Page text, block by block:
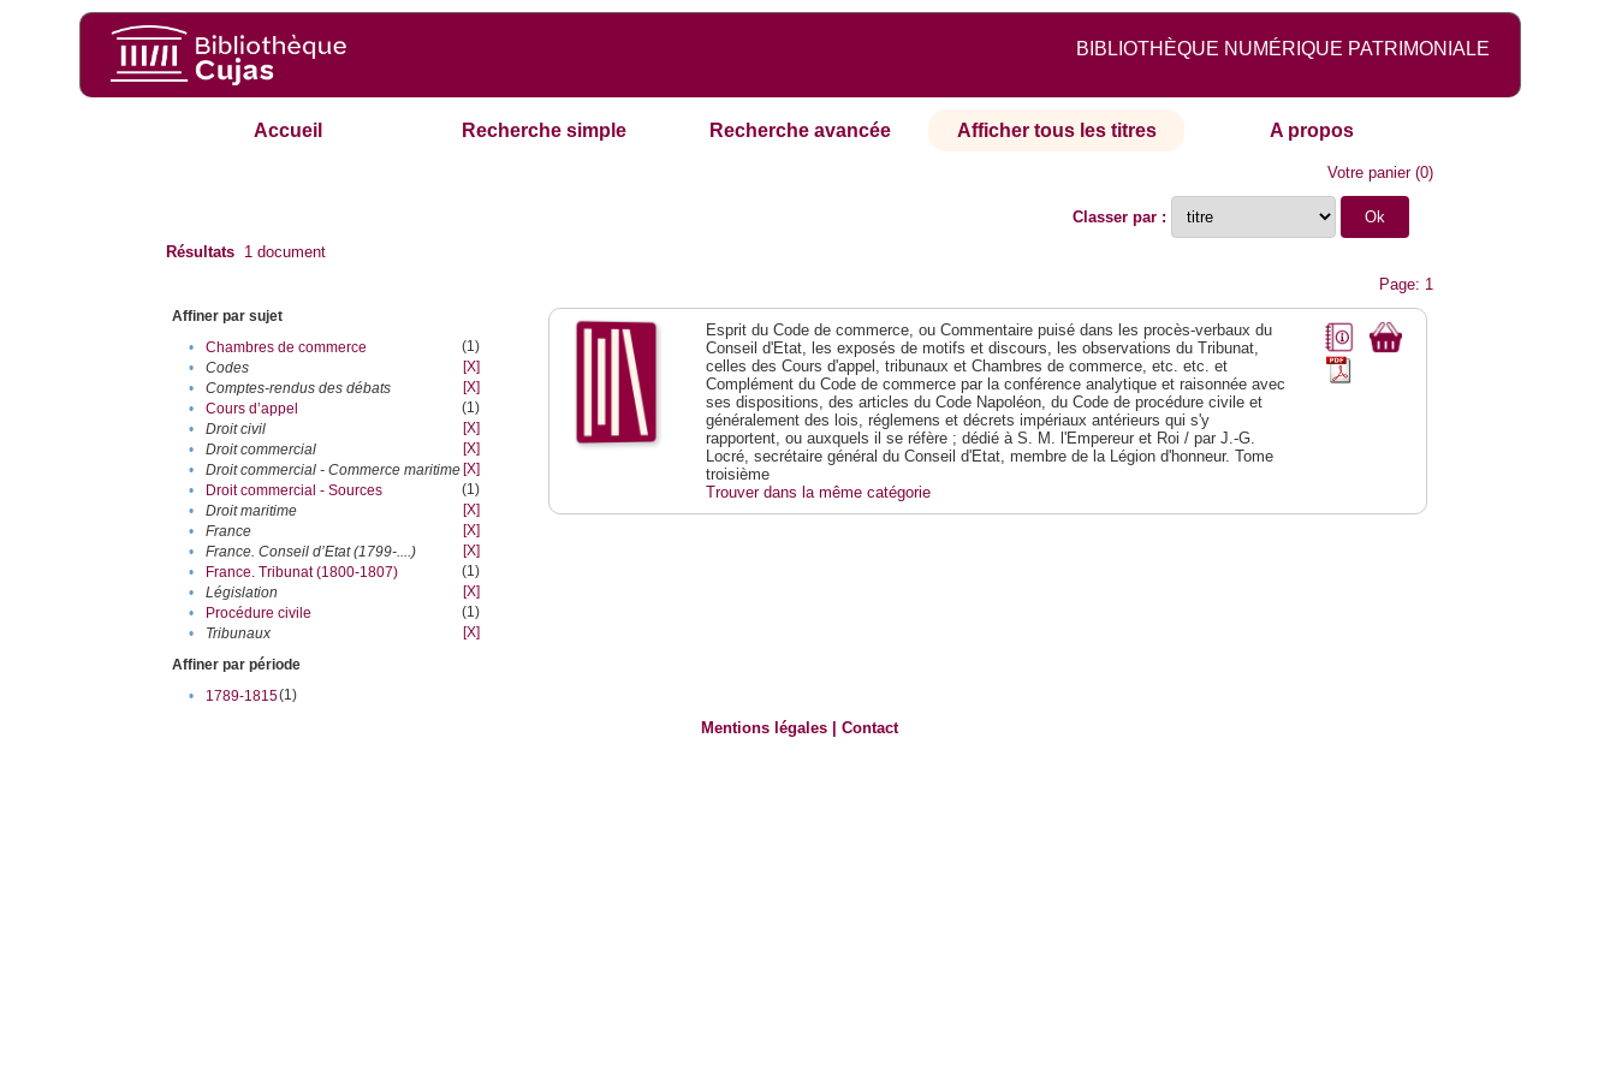
BIBLIOTHÈQUE NUMÉRIQUE PATRIMONIALE
Accueil Recherche simple Recherche avancée Afficher tous les titres A propos
Votre panier(0)
Classer par :
Résultats 1 document
Page: 1
Affiner par sujet
•
Chambres de commerce
(1)
•
Codes
[X]
•
Comptes-rendus des débats
[X]
•
Cours d’appel
(1)
•
Droit civil
[X]
•
Droit commercial
[X]
•
Droit commercial - Commerce maritime [X]
•
Droit commercial - Sources
(1)
•
Droit maritime
[X]
•
France
[X]
•
France. Conseil d’Etat (1799-....)
[X]
•
France. Tribunat (1800-1807)
(1)
•
Législation
[X]
•
Procédure civile
(1)
•
Tribunaux
[X]
Affiner par période
•
1789-1815(1)
Esprit du Code de commerce, ou Commentaire puisé dans les procès-verbaux du
Conseil d'Etat, les exposés de motifs et discours, les observations du Tribunat,
celles des Cours d'appel, tribunaux et Chambres de commerce, etc. etc. et
Complément du Code de commerce par la conférence analytique et raisonnée avec
ses dispositions, des articles du Code Napoléon, du Code de procédure civile et
généralement des lois, réglemens et décrets impériaux antérieurs qui s'y
rapportent, ou auxquels il se réfère ; dédié à S. M. l'Empereur et Roi / par J.-G.
Locré, secrétaire général du Conseil d'Etat, membre de la Légion d'honneur. Tome
troisième
Trouver dans la même catégorie
Mentions légales |Contact